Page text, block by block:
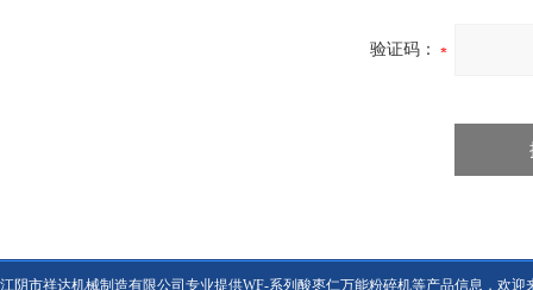
验证码：
江阴市祥达机械制造有限公司专业提供WF-系列酸枣仁万能粉碎机等产品信息，欢迎